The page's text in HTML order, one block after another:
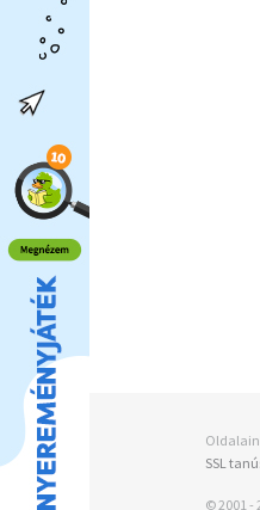
SSL
© 2001 -